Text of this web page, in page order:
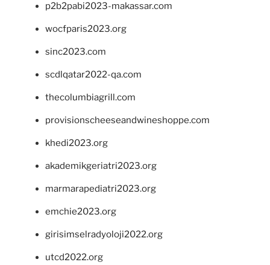
p2b2pabi2023-makassar.com
wocfparis2023.org
sinc2023.com
scdlqatar2022-qa.com
thecolumbiagrill.com
provisionscheeseandwineshoppe.com
khedi2023.org
akademikgeriatri2023.org
marmarapediatri2023.org
emchie2023.org
girisimselradyoloji2022.org
utcd2022.org